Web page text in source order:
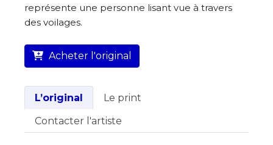
Lieu où se trouve l’œuvre originale :
représente une personne lisant vue à travers
des voilages.
Acheter l'original
L’original
Le print
Contacter l'artiste